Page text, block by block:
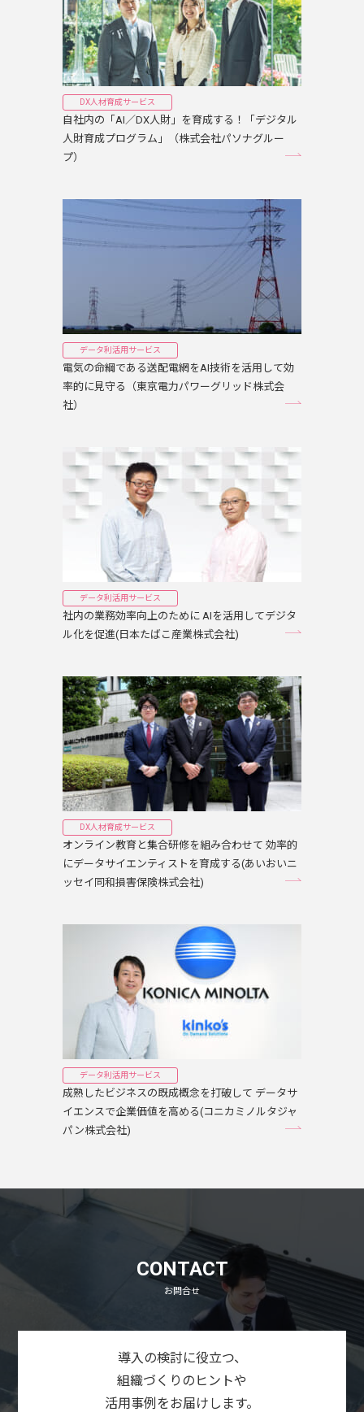
DX人材育成サービス
自社内の「AI／DX人財」を育成する！「デジタル
人財育成プログラム」（株式会社パソナグルー
プ）
データ利活用サービス
電気の命綱である送配電網をAI技術を活用して効
率的に見守る（東京電力パワーグリッド株式会
社）
データ利活用サービス
社内の業務効率向上のために AIを活用してデジタ
ル化を促進(日本たばこ産業株式会社)
DX人材育成サービス
オンライン教育と集合研修を組み合わせて 効率的
にデータサイエンティストを育成する(あいおいニ
ッセイ同和損害保険株式会社)
データ利活用サービス
成熟したビジネスの既成概念を打破して データサ
イエンスで企業価値を高める(コニカミノルタジャ
パン株式会社)
CONTACT
お問合せ
導入の検討に役立つ、
組織づくりのヒントや
活用事例をお届けします。